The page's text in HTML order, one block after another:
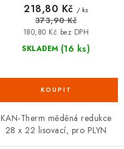
SKLADEM (16 ks)
180,80 Kč bez DPH
218,80 Kč / ks
373,90 Kč
KAN-Therm měděná redukce
28 x 22 lisovací, pro PLYN